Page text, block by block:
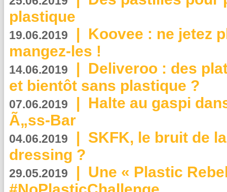
plastique
19.06.2019 | Koovee : ne jetez
mangez-les !
14.06.2019 | Deliveroo : des
et bientôt sans plastique ?
07.06.2019 | Halte au gaspi
Ã„ss-Bar
04.06.2019 | SKFK, le bruit de
dressing ?
29.05.2019 | Une « Plastic